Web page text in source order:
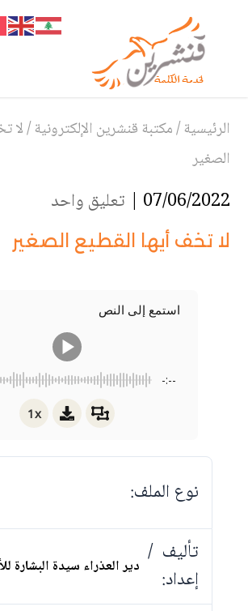
الرئيسية/مكتبة قنشرين الإلكترونية/لا
الصغير
07/06/2022 | تعليق واحد
لا تخف أيها القطيع الصغير
استمع إلى النص
-:--
1x
نوع الملف:
تأليف /
إعداد:
دير العذراء سيدة البشارة